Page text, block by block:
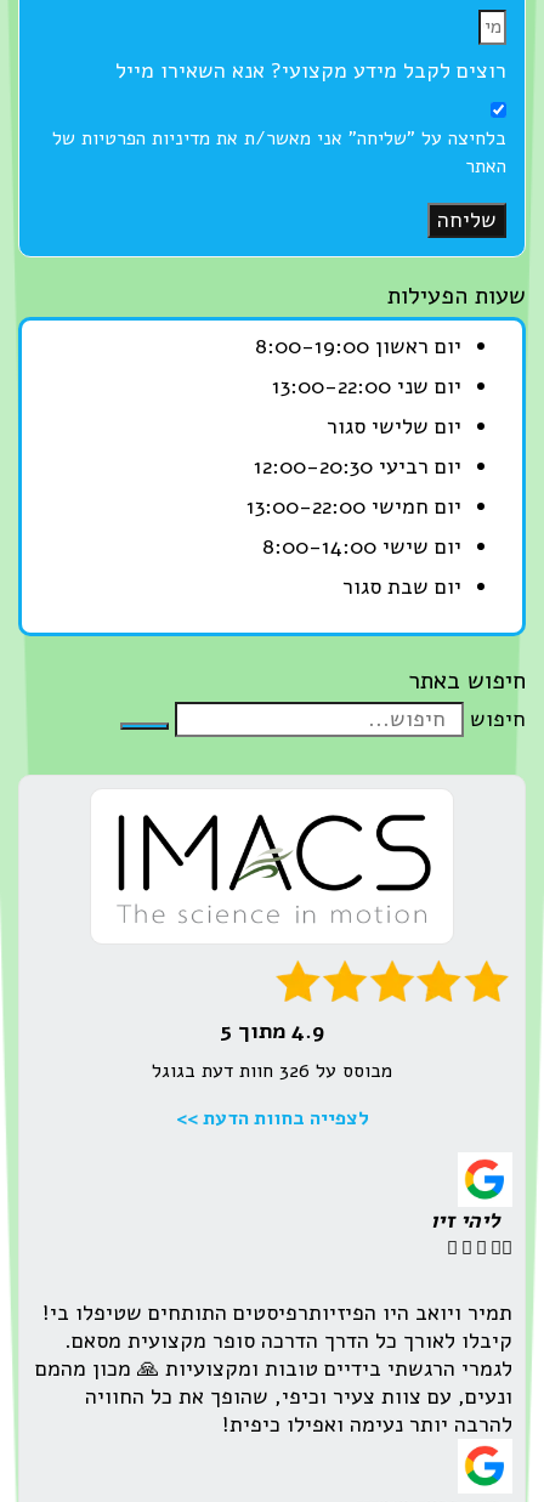
רוצים לקבל מידע מקצועי? אנא השאירו מייל
בלחיצה על "שליחה" אני מאשר/ת את מדיניות הפרטיות של
האתר
שליחה
שעות הפעילות
יום ראשון 8:00-19:00
יום שני 13:00-22:00
יום שלישי סגור
יום רביעי 12:00-20:30
יום חמישי 13:00-22:00
יום שישי 8:00-14:00
יום שבת סגור
חיפוש באתר
חיפוש
4.9 מתוך 5
מבוסס על 326 חוות דעת בגוגל
לצפייה בחוות הדעת >>
ליהי זיו

תמיר ויואב היו הפיזיותרפיסטים התותחים שטיפלו בי!
קיבלו לאורך כל הדרך הדרכה סופר מקצועית מסאם.
לגמרי הרגשתי בידיים טובות ומקצועיות 🙏 מכון מהמם
ונעים, עם צוות צעיר וכיפי, שהופך את כל החוויה
להרבה יותר נעימה ואפילו כיפית!